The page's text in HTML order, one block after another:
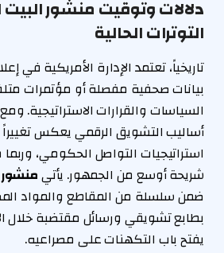
دلالات وتوقيت منشور
التوترات الحالية
تاريخياً، تعتمد الإدارة الأمريكية في
بيانات صحفية مفصلة أو مؤتمرات
السياسات والقرارات الاستراتيجية.
أساليب التشويق الرقمي يعكس
استراتيجيات التواصل الحكومي،
شريحة أوسع من الجمهور. يأتيمنشور
ضمن سلسلة من المقاطع والمواد
بطابع تشويقي ورسائل مقتضبة خلال
يفتح باب التكهنات على مصراعيه.